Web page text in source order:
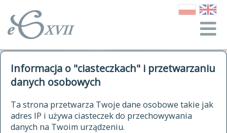
Informacja o "ciasteczkach" i przetwarzaniu
danych osobowych
Ta strona przetwarza Twoje dane osobowe takie jak
adres IP i używa ciasteczek do przechowywania
danych na Twoim urządzeniu.
autorzy Słownika
historia
publikacje
źródła
kwerendy
jak cytować Słownik
ELEKTRONICZNY SŁOWNIK
JĘZYKA POLSKIEGO